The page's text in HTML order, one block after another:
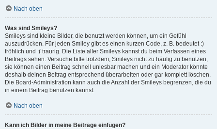
Nach oben
Was sind Smileys?
Smileys sind kleine Bilder, die benutzt werden können, um ein Gefühl
auszudrücken. Für jeden Smiley gibt es einen kurzen Code, z. B. bedeutet :)
fröhlich und :( traurig. Die Liste aller Smileys kannst du beim Verfassen eines
Beitrags sehen. Versuche bitte trotzdem, Smileys nicht zu häufig zu benutzen,
sie können einen Beitrag schnell unlesbar machen und ein Moderator könnte
deshalb deinen Beitrag entsprechend überarbeiten oder gar komplett löschen.
Die Board-Administration kann auch die Anzahl der Smileys begrenzen, die du
in einem Beitrag benutzen kannst.
Nach oben
Kann ich Bilder in meine Beiträge einfügen?